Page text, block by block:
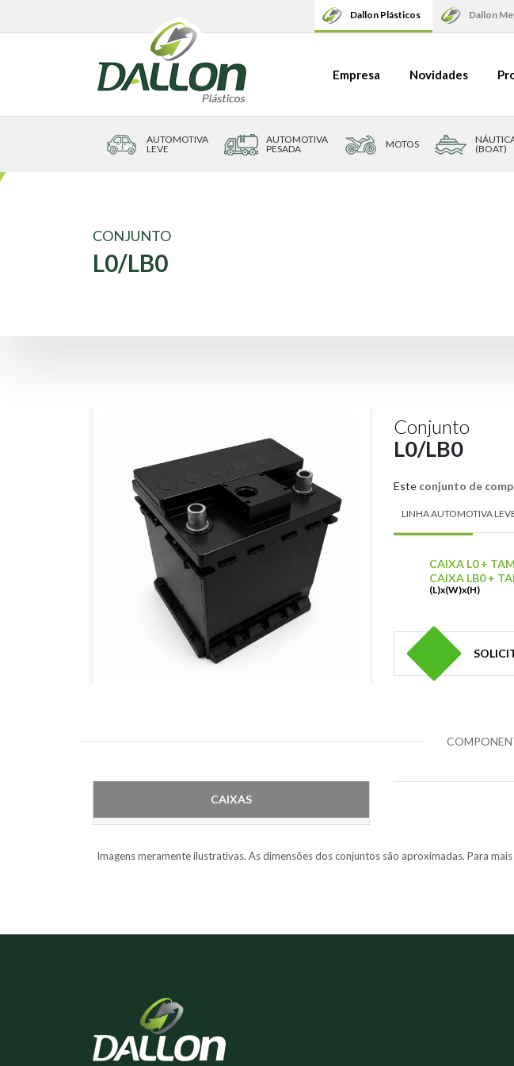
Dallon Plásticos Dallon
Empresa Novidades
AUTOMOTIVA
LEVE
AUTOMOTIVA
PESADA
MOTOS
(BOAT)
CONJUNTO
L0/LB0
Conjunto
L0/LB0
Este conjunto de
LINHA AUTOMOTIVA
CAIXA L0 +
CAIXA LB0 +
(L)x(W)x(H)
CAIXAS
Imagens meramente ilustrativas. As dimensões dos conjuntos são aproximadas. Para